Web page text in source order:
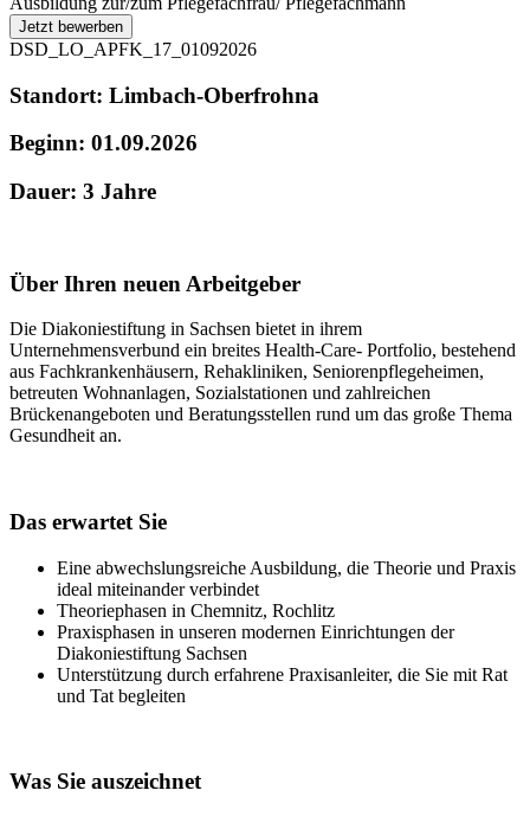
DSD_LO_APFK_17_01092026
Standort: Limbach-Oberfrohna
Beginn: 01.09.2026
Dauer: 3 Jahre
Über Ihren neuen Arbeitgeber
Die Diakoniestiftung in Sachsen bietet in ihrem
Unternehmensverbund ein breites Health-Care- Portfolio, bestehend
aus Fachkrankenhäusern, Rehakliniken, Seniorenpflegeheimen,
betreuten Wohnanlagen, Sozialstationen und zahlreichen
Brückenangeboten und Beratungsstellen rund um das große Thema
Gesundheit an.
Das erwartet Sie
Eine abwechslungsreiche Ausbildung, die Theorie und Praxis
ideal miteinander verbindet
Theoriephasen in Chemnitz, Rochlitz
Praxisphasen in unseren modernen Einrichtungen der
Diakoniestiftung Sachsen
Unterstützung durch erfahrene Praxisanleiter, die Sie mit Rat
und Tat begleiten
Was Sie auszeichnet